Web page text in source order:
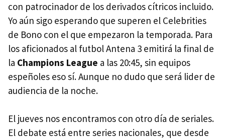
con patrocinador de los derivados cítricos incluido.
Yo aún sigo esperando que superen el Celebrities
de Bono con el que empezaron la temporada. Para
los aficionados al futbol Antena 3 emitirá la final de
la Champions League a las 20:45, sin equipos
espeñoles eso sí. Aunque no dudo que será lider de
audiencia de la noche.
El jueves nos encontramos con otro día de seriales.
El debate está entre series nacionales, que desde